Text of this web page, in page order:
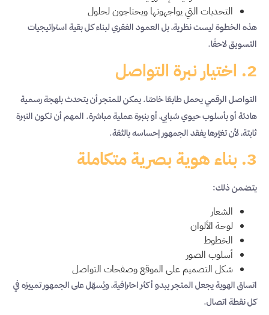
التحديات التي يواجهونها ويحتاجون لحلول
هذه الخطوة ليست نظرية، بل العمود الفقري لبناء كل بقية استراتيجيات
التسويق لاحقًا.
2. اختيار نبرة التواصل
التواصل الرقمي يحمل طابعًا خاصًا. يمكن للمتجر أن يتحدث بلهجة رسمية
هادئة أو بأسلوب حيوي شبابي، أو بنبرة عملية مباشرة. المهم أن تكون النبرة
ثابتة، لأن تغيّرها يفقد الجمهور إحساسه بالثقة.
3. بناء هوية بصرية متكاملة
يتضمن ذلك:
الشعار
لوحة الألوان
الخطوط
أسلوب الصور
شكل التصميم على الموقع وصفحات التواصل
اتساق الهوية يجعل المتجر يبدو أكثر احترافية، ويُسهّل على الجمهور تمييزه في
كل نقطة اتصال.